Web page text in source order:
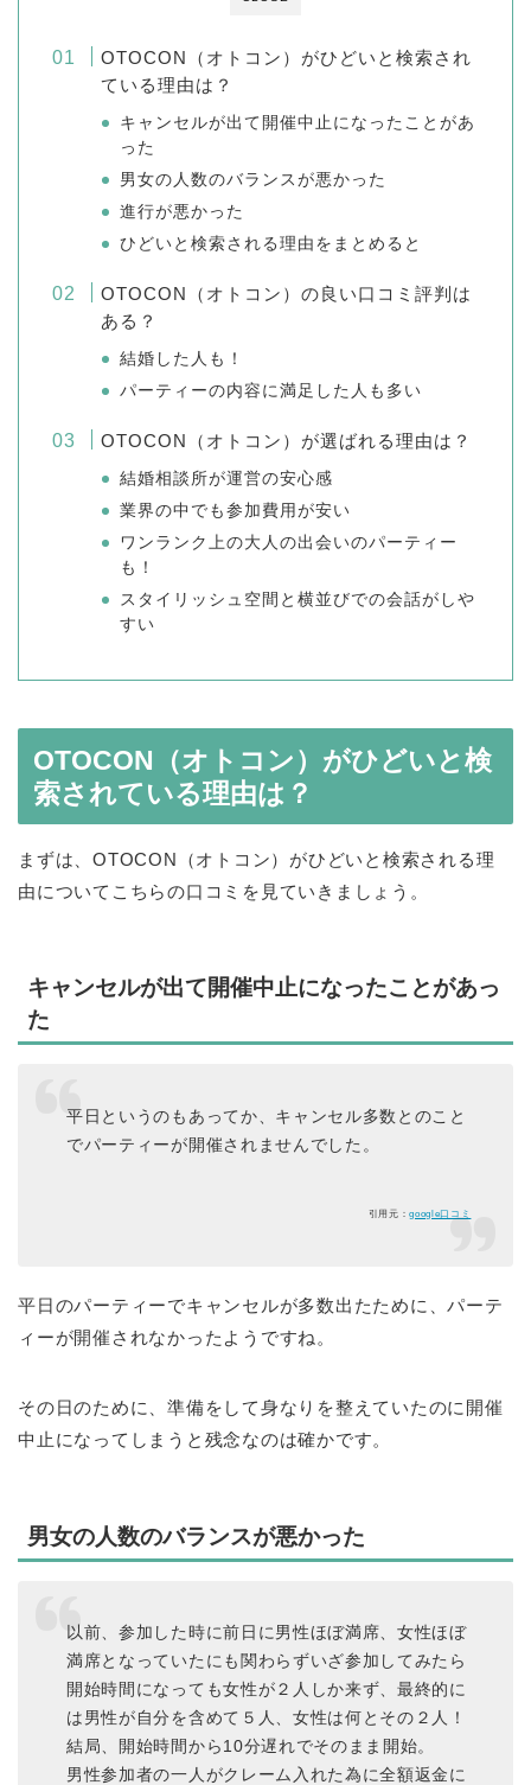
OTOCON（オトコン）がひどいと検索され
ている理由は？
キャンセルが出て開催中止になったことがあ
った
男女の人数のバランスが悪かった
進行が悪かった
ひどいと検索される理由をまとめると
OTOCON（オトコン）の良い口コミ評判は
ある？
結婚した人も！
パーティーの内容に満足した人も多い
OTOCON（オトコン）が選ばれる理由は？
結婚相談所が運営の安心感
業界の中でも参加費用が安い
ワンランク上の大人の出会いのパーティー
も！
スタイリッシュ空間と横並びでの会話がしや
すい
OTOCON（オトコン）がひどいと検
索されている理由は？
まずは、OTOCON（オトコン）がひどいと検索される理
由についてこちらの口コミを見ていきましょう。
キャンセルが出て開催中止になったことがあっ
た
平日というのもあってか、キャンセル多数とのこと
でパーティーが開催されませんでした。
引用元：google口コミ
平日のパーティーでキャンセルが多数出たために、パーテ
ィーが開催されなかったようですね。
その日のために、準備をして身なりを整えていたのに開催
中止になってしまうと残念なのは確かです。
男女の人数のバランスが悪かった
以前、参加した時に前日に男性ほぼ満席、女性ほぼ
満席となっていたにも関わらずいざ参加してみたら
開始時間になっても女性が２人しか来ず、最終的に
は男性が自分を含めて５人、女性は何とその２人！
結局、開始時間から10分遅れでそのまま開始。
男性参加者の一人がクレーム入れた為に全額返金に